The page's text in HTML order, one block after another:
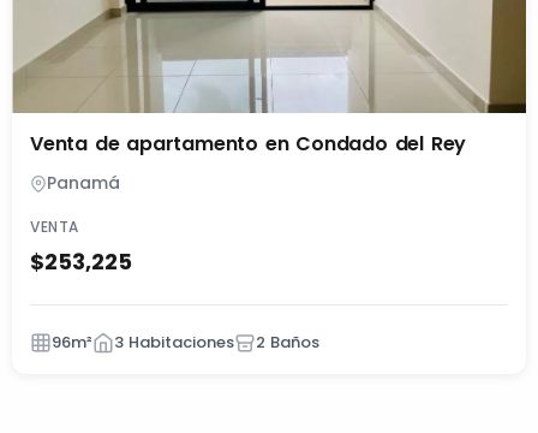
Venta de apartamento en Condado del Rey
Panamá
VENTA
$253,225
96m² 3 Habitaciones 2 Baños